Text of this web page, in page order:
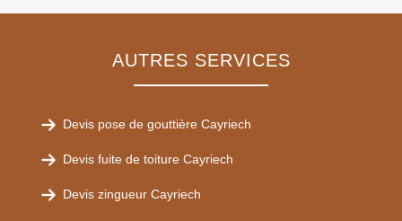
AUTRES SERVICES
Devis pose de gouttière Cayriech
Devis fuite de toiture Cayriech
Devis zingueur Cayriech